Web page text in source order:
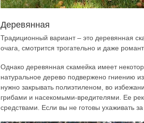
Деревянная
Традиционный вариант – это деревянная
очага, смотрится трогательно и даже
Однако деревянная скамейка имеет
натуральное дерево подвержено гниению
нужно закрывать полиэтиленом, во
грибами и насекомыми-вредителями. Ее
средствами. Если вы не готовы ухаживать